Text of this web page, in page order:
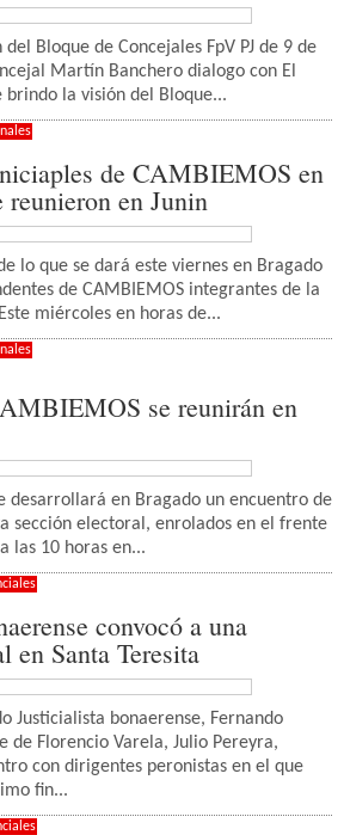
del Bloque de Concejales FpV PJ de 9 de
Martín Banchero dialogo con El
brindo la visión del Bloque...
de CAMBIEMOS en
reunieron en Junin
lo que se dará este viernes en Bragado
de CAMBIEMOS integrantes de la
miércoles en horas de...
se reunirán en
desarrollará en Bragado un encuentro de
sección electoral, enrolados en el frente
las 10 horas en...
convocó a una
en Santa Teresita
Justicialista bonaerense, Fernando
de Florencio Varela, Julio Pereyra,
con dirigentes peronistas en el que
fin...